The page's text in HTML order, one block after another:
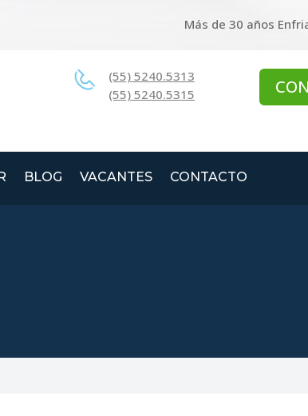
Más de 30 años
(55) 5240.5313
(55) 5240.5315
BLOG VACANTES CONTACTO